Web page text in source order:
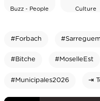
Buzz - People Culture
#Forbach
#Bitche #MoselleEst
#Municipales2026 ⇥